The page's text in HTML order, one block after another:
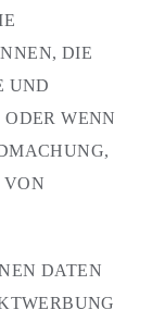
DIE
UND
WENN
DATEN